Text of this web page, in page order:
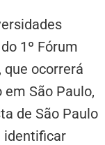
1º Fórum
que ocorrerá
São Paulo,
de São Paulo
identificar